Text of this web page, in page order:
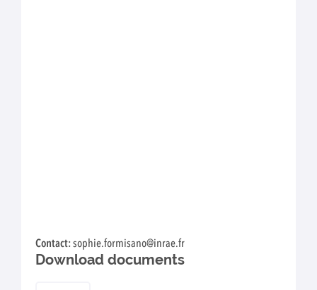
Contact:sophie.formisano@inrae.fr
Download documents